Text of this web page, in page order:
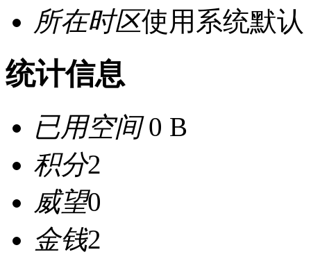
所在时区使用系统默认
统计信息
已用空间0 B
积分2
威望0
金钱2